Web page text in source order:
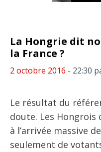
La Hongrie dit
la France ?
2 octobre 2016 - 22:30
Le résultat du
doute. Les Hongrois
à l’arrivée massive
seulement de